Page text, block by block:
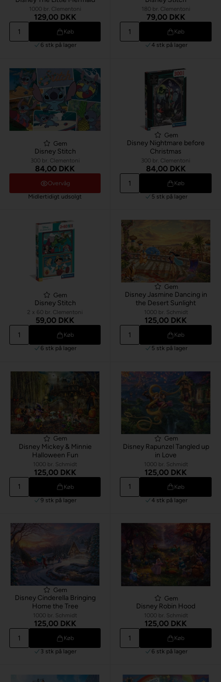
1000 br. Clementoni
129,00 DKK
Køb
6 stk på lager
180 br. Clementoni
79,00 DKK
Køb
4 stk på lager
Gem
Disney Stitch
300 br. Clementoni
84,00 DKK
Overvåg
Midlertidigt udsolgt
Gem
Disney Nightmare before
Christmas
300 br. Clementoni
84,00 DKK
Køb
5 stk på lager
Gem
Disney Stitch
2 x 60 br. Clementoni
59,00 DKK
Køb
6 stk på lager
Gem
Disney Jasmine Dancing in
the Desert Sunlight
1000 br. Schmidt
125,00 DKK
Køb
5 stk på lager
Gem
Disney Mickey & Minnie
Halloween Fun
1000 br. Schmidt
125,00 DKK
Køb
9 stk på lager
Gem
Disney Rapunzel Tangled up
in Love
1000 br. Schmidt
125,00 DKK
Køb
4 stk på lager
Gem
Disney Cinderella Bringing
Home the Tree
1000 br. Schmidt
125,00 DKK
Køb
3 stk på lager
Gem
Disney Robin Hood
1000 br. Schmidt
125,00 DKK
Køb
6 stk på lager